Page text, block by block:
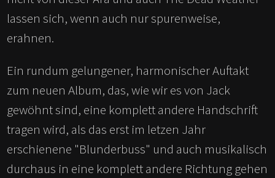
lassen sich, wenn auch nur spurenweise,
erahnen.
Ein rundum gelungener, harmonischer Auftakt
zum neuen Album, das, wie wir es von Jack
gewöhnt sind, eine komplett andere Handschrift
tragen wird, als das erst im letzen Jahr
erschienene "Blunderbuss" und auch musikalisch
durchaus in eine komplett andere Richtung gehen